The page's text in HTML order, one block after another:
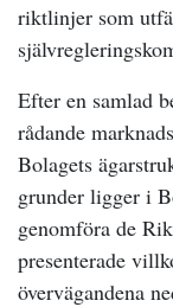
riktlinjer som
Efter en samlad
rådande
Bolagets
grunder ligger i
genomföra de
presenterade
övervägandena